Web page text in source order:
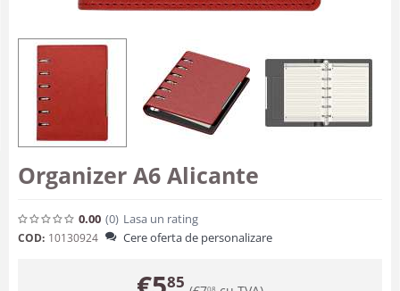
Organizer A6 Alicante
0.00 (0) Lasa un rating
COD: 10130924 Cere oferta de personalizare
85 08